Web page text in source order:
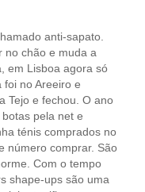
anti-sapato.
no chão e muda a
em Lisboa agora só
foi no Areeiro e
Tejo e fechou. O ano
pela net e
ténis comprados no
número comprar. São
Com o tempo
shape-ups são uma